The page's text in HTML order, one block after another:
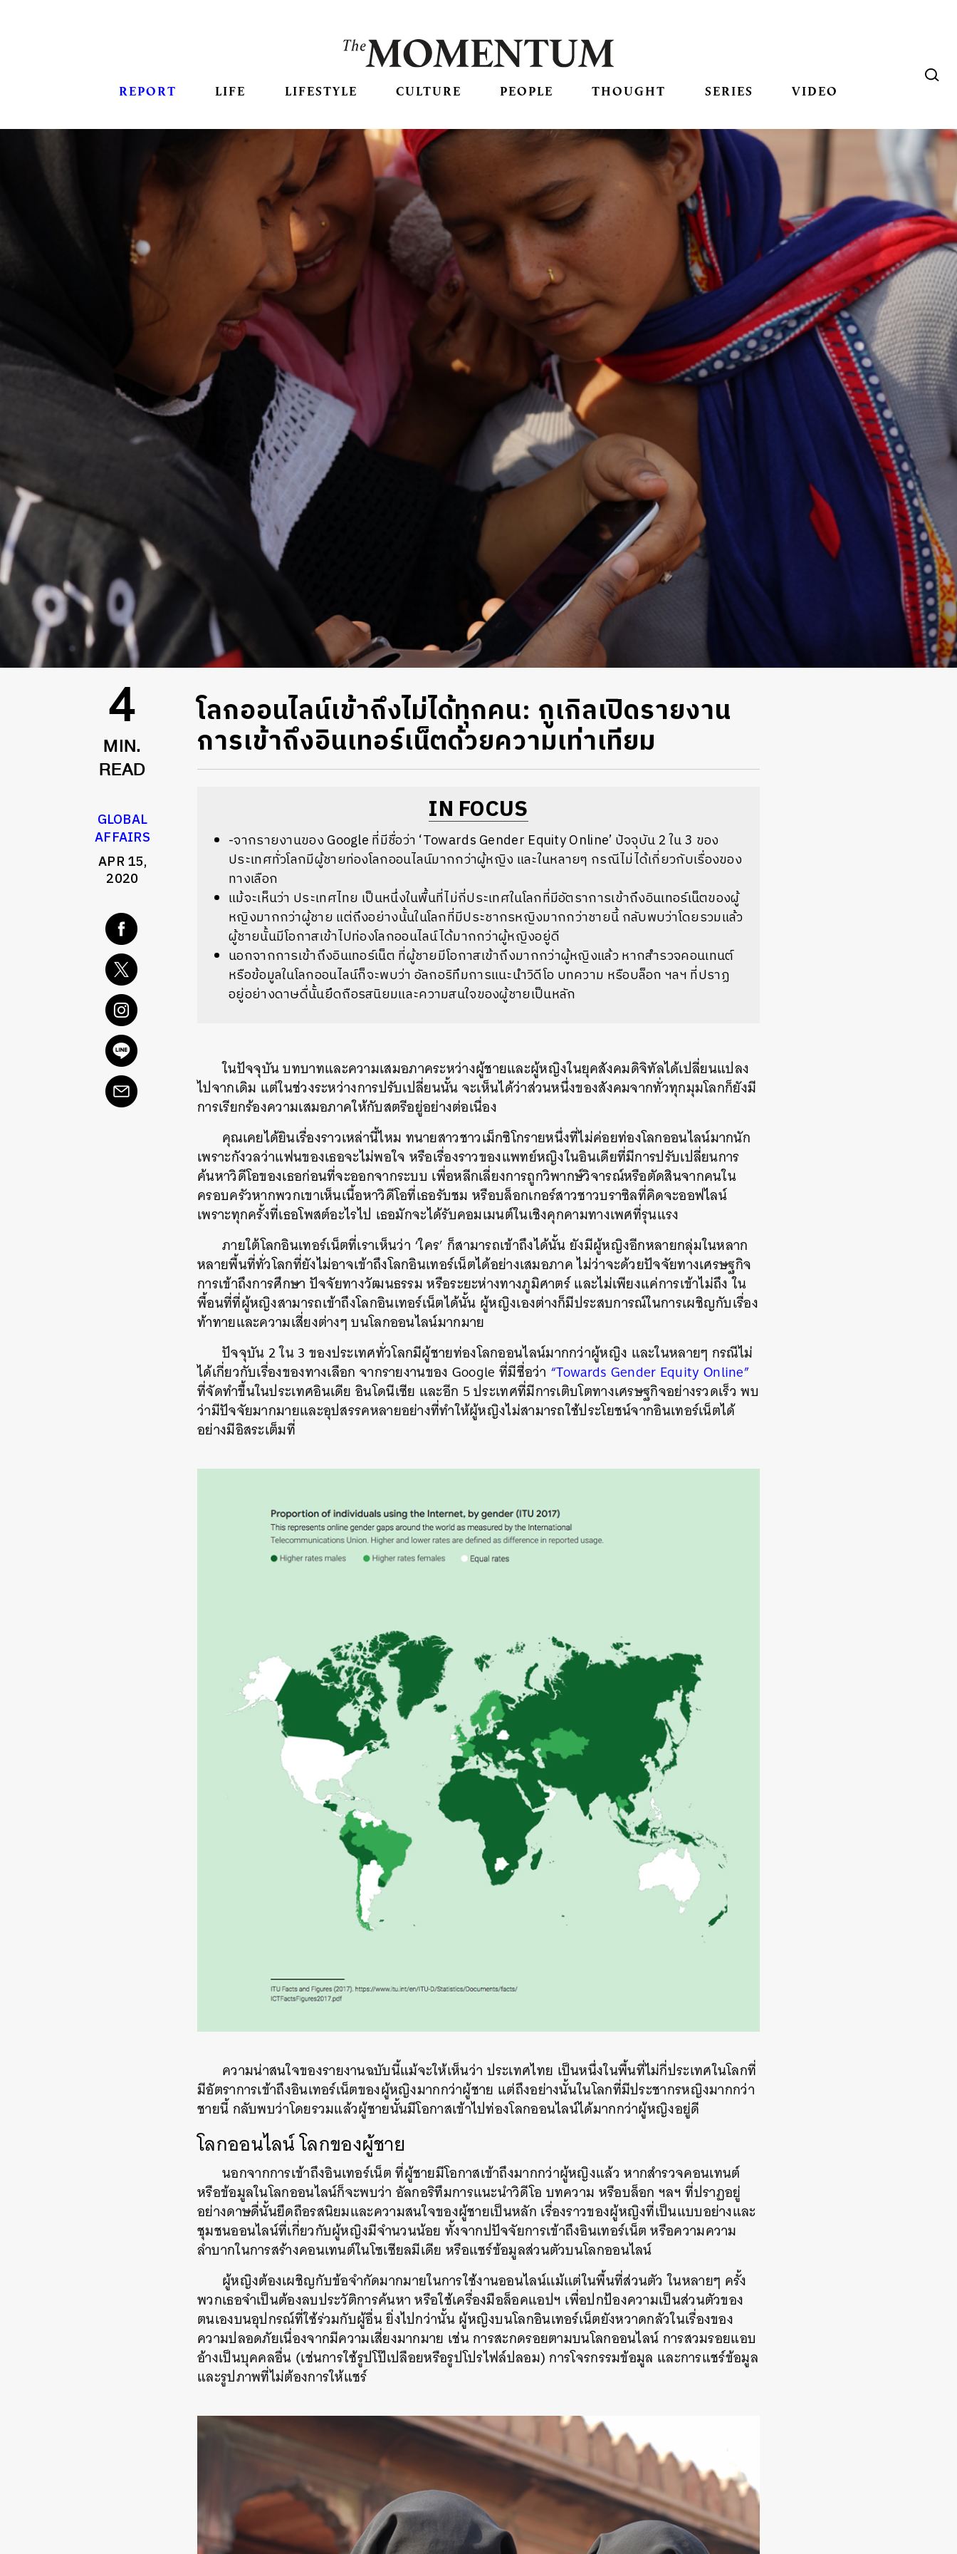
REPORT LIFE LIFESTYLE CULTURE PEOPLE THOUGHT SERIES VIDEO
4
MIN.
READ
GLOBAL
AFFAIRS
APR 15,
2020
โลกออนไลน์เข้าถึงไม่ได้ทุกคน: กูเกิลเปิดรายงาน
การเข้าถึงอินเทอร์เน็ตด้วยความเท่าเทียม
IN FOCUS
-จากรายงานของ Google ที่มีชื่อว่า ‘Towards Gender Equity Online’ ปัจจุบัน 2ใน3 ของ
ประเทศทั่วโลกมีผู้ชายท่องโลกออนไลน์มากกว่าผู้หญิง และในหลายๆ กรณีไม่ได้เกี่ยวกับเรื่องของ
ทางเลือก
แม้จะเห็นว่า ประเทศไทย เป็นหนึ่งในพื้นที่ไม่กี่ประเทศในโลกที่มีอัตราการเข้าถึงอินเทอร์เน็ตของผู้
หญิงมากกว่าผู้ชาย แต่ถึงอย่างนั้นในโลกที่มีประชากรหญิงมากกว่าชายนี้ กลับพบว่าโดยรวมแล้ว
ผู้ชายนั้นมีโอกาสเข้าไปท่องโลกออนไลน์ได้มากกว่าผู้หญิงอยู่ดี
นอกจากการเข้าถึงอินเทอร์เน็ต ที่ผู้ชายมีโอกาสเข้าถึงมากกว่าผู้หญิงแล้ว หากสำรวจคอนเทนต์
หรือข้อมูลในโลกออนไลน์ก็จะพบว่า อัลกอริทึมการแนะนำวิดีโอ บทความ หรือบล็อก ฯลฯ ที่ปราฏ
อยู่อย่างดาษดื่นั้นยึดถือรสนิยมและความสนใจของผู้ชายเป็นหลัก
ในปัจจุบันบทบาทและความเสมอภาคระหว่างผู้ชายและผู้หญิงในยุคสังคมดิจิทัลได้เปลี่ยนแปลง
ไปจากเดิม แต่ในช่วงระหว่างการปรับเปลี่ยนนั้นจะเห็นได้ว่าส่วนหนึ่งของสังคมจากทั่วทุกมุมโลกก็ยังมี
การเรียกร้องความเสมอภาคให้กับสตรีอยู่อย่างต่อเนื่อง
คุณเคยได้ยินเรื่องราวเหล่านี้ไหม ทนายสาวชาวเม็กซิโกรายหนึ่งที่ไม่ค่อยท่องโลกออนไลน์มากนัก
เพราะกังวลว่าแฟนของเธอจะไม่พอใจ หรือเรื่องราวของแพทย์หญิงในอินเดียที่มีการปรับเปลี่ยนการ
ค้นหาวิดีโอของเธอก่อนที่จะออกจากระบบ เพื่อหลีกเลี่ยงการถูกวิพากษ์วิจารณ์หรือตัดสินจากคนใน
ครอบครัวหากพวกเขาเห็นเนื้อหาวิดีโอที่เธอรับชม หรือบล็อกเกอร์สาวชาวบราซิลที่คิดจะออฟไลน์
เพราะทุกครั้งที่เธอโพสต์อะไรไป เธอมักจะได้รับคอมเมนต์ในเชิงคุกคามทางเพศที่รุนแรง
ภายใต้โลกอินเทอร์เน็ตที่เราเห็นว่า ‘ใคร’ ก็สามารถเข้าถึงได้นั้นยังมีผู้หญิงอีกหลายกลุ่มในหลาก
หลายพื้นที่ทั่วโลกที่ยังไม่อาจเข้าถึงโลกอินเทอร์เน็ตได้อย่างเสมอภาคไม่ว่าจะด้วยปัจจัยทางเศรษฐกิจ
การเข้าถึงการศึกษา ปัจจัยทางวัฒนธรรมหรือระยะห่างทางภูมิศาตร์และไม่เพียงแค่การเข้าไม่ถึง ใน
พื้อนที่ที่ผู้หญิงสามารถเข้าถึงโลกอินเทอร์เน็ตได้นั้น ผู้หญิงเองต่างก็มีประสบการณ์ในการเผชิญกับเรื่อง
ท้าทายและความเสี่ยงต่างๆบนโลกออนไลน์มากมาย
ปัจจุบัน 2ใน3 ของประเทศทั่วโลกมีผู้ชายท่องโลกออนไลน์มากกว่าผู้หญิง และในหลายๆ กรณีไม่
ได้เกี่ยวกับเรื่องของทางเลือก จากรายงานของ Google ที่มีชื่อว่า “Towards Gender Equity Online”
ที่จัดทำขึ้นในประเทศอินเดีย อินโดนีเซีย และอีก 5ประเทศที่มีการเติบโตทางเศรษฐกิจอย่างรวดเร็ว พบ
ว่ามีปัจจัยมากมายและอุปสรรคหลายอย่างที่ทำให้ผู้หญิงไม่สามารถใช้ประโยชน์จากอินเทอร์เน็ตได้
อย่างมีอิสระเต็มที่
ความน่าสนใจของรายงานฉบับนี้แม้จะให้เห็นว่า ประเทศไทย เป็นหนึ่งในพื้นที่ไม่กี่ประเทศในโลกที่
มีอัตราการเข้าถึงอินเทอร์เน็ตของผู้หญิงมากกว่าผู้ชาย แต่ถึงอย่างนั้นในโลกที่มีประชากรหญิงมากกว่า
ชายนี้กลับพบว่าโดยรวมแล้วผู้ชายนั้นมีโอกาสเข้าไปท่องโลกออนไลน์ได้มากกว่าผู้หญิงอยู่ดี
โลกออนไลน์โลกของผู้ชาย
นอกจากการเข้าถึงอินเทอร์เน็ตที่ผู้ชายมีโอกาสเข้าถึงมากกว่าผู้หญิงแล้ว หากสำรวจคอนเทนต์
หรือข้อมูลในโลกออนไลน์ก็จะพบว่า อัลกอริทึมการแนะนำวิดีโอ บทความ หรือบล็อก ฯลฯ ที่ปราฏอยู่
อย่างดาษดื่นั้นยึดถือรสนิยมและความสนใจของผู้ชายเป็นหลัก เรื่องราวของผู้หญิงที่เป็นแบบอย่างและ
ชุมชนออนไลน์ที่เกี่ยวกับผู้หญิงมีจำนวนน้อย ทั้งจากปปัจจัยการเข้าถึงอินเทอร์เน็ตหรือความความ
ลำบากในการสร้างคอนเทนต์ในโซเชียลมีเดีย หรือแชร์ข้อมูลส่วนตัวบนโลกออนไลน์
ผู้หญิงต้องเผชิญกับข้อจำกัดมากมายในการใช้งานออนไลน์เเม้เเต่ในพื้นที่ส่วนตัว ในหลายๆ ครั้ง
พวกเธอจำเป็นต้องลบประวัติการค้นหาหรือใช้เครื่องมือล็อคแอปฯ เพื่อปกป้องความเป็นส่วนตัวของ
ตนเองบนอุปกรณ์ที่ใช้ร่วมกับผู้อื่นยิ่งไปกว่านั้นผู้หญิงบนโลกอินเทอร์เน็ตยังหวาดกลัวในเรื่องของ
ความปลอดภัยเนื่องจากมีความเสี่ยงมากมาย เช่นการสะกดรอยตามบนโลกออนไลน์การสวมรอยแอบ
อ้างเป็นบุคคลอื่น (เช่นการใช้รูปโป๊เปลือยหรือรูปโปรไฟล์ปลอม)การโจรกรรมข้อมูล และการแชร์ข้อมูล
และรูปภาพที่ไม่ต้องการให้แชร์